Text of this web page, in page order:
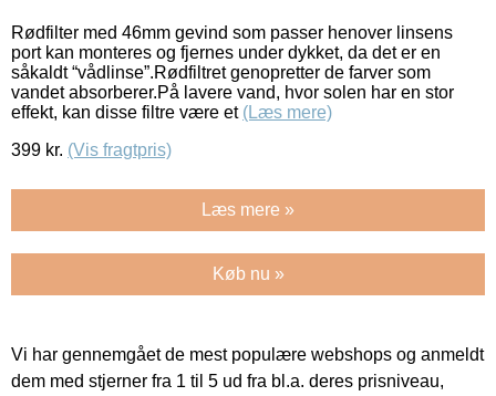
Rødfilter med 46mm gevind som passer henover linsens
port kan monteres og fjernes under dykket, da det er en
såkaldt “vådlinse”.Rødfiltret genopretter de farver som
vandet absorberer.På lavere vand, hvor solen har en stor
effekt, kan disse filtre være et (Læs mere)
399 kr. (Vis fragtpris)
Læs mere »
Køb nu »
Vi har gennemgået de mest populære webshops og anmeldt
dem med stjerner fra 1 til 5 ud fra bl.a. deres prisniveau,